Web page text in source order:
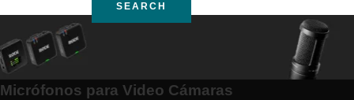
SEARCH
Micrófonos para Video Cámaras